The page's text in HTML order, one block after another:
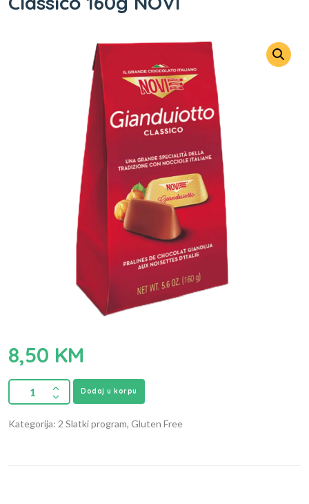
8,50 KM
Dodaj u korpu
Kategorija: 2 Slatki program, Gluten Free